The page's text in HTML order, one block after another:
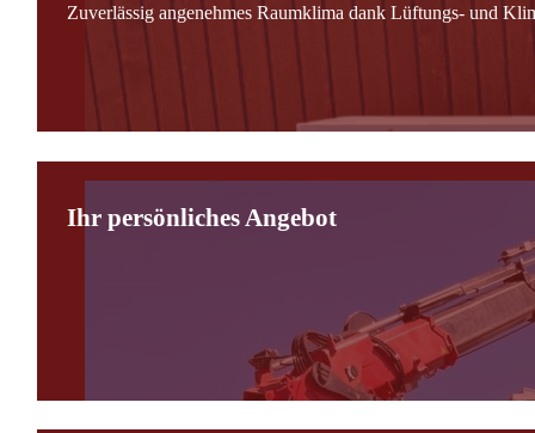
Zuverlässig angenehmes Raumklima dank Lüftungs- und
Ihr persönliches Angebot